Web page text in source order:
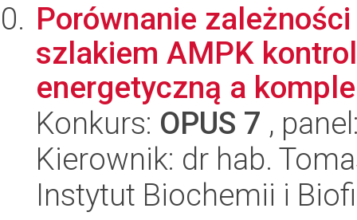
Porównanie
szlakiem AMPK
energetyczną a
Konkurs: OPUS 7 ,
Kierownik: dr hab.
Instytut Biochemii i